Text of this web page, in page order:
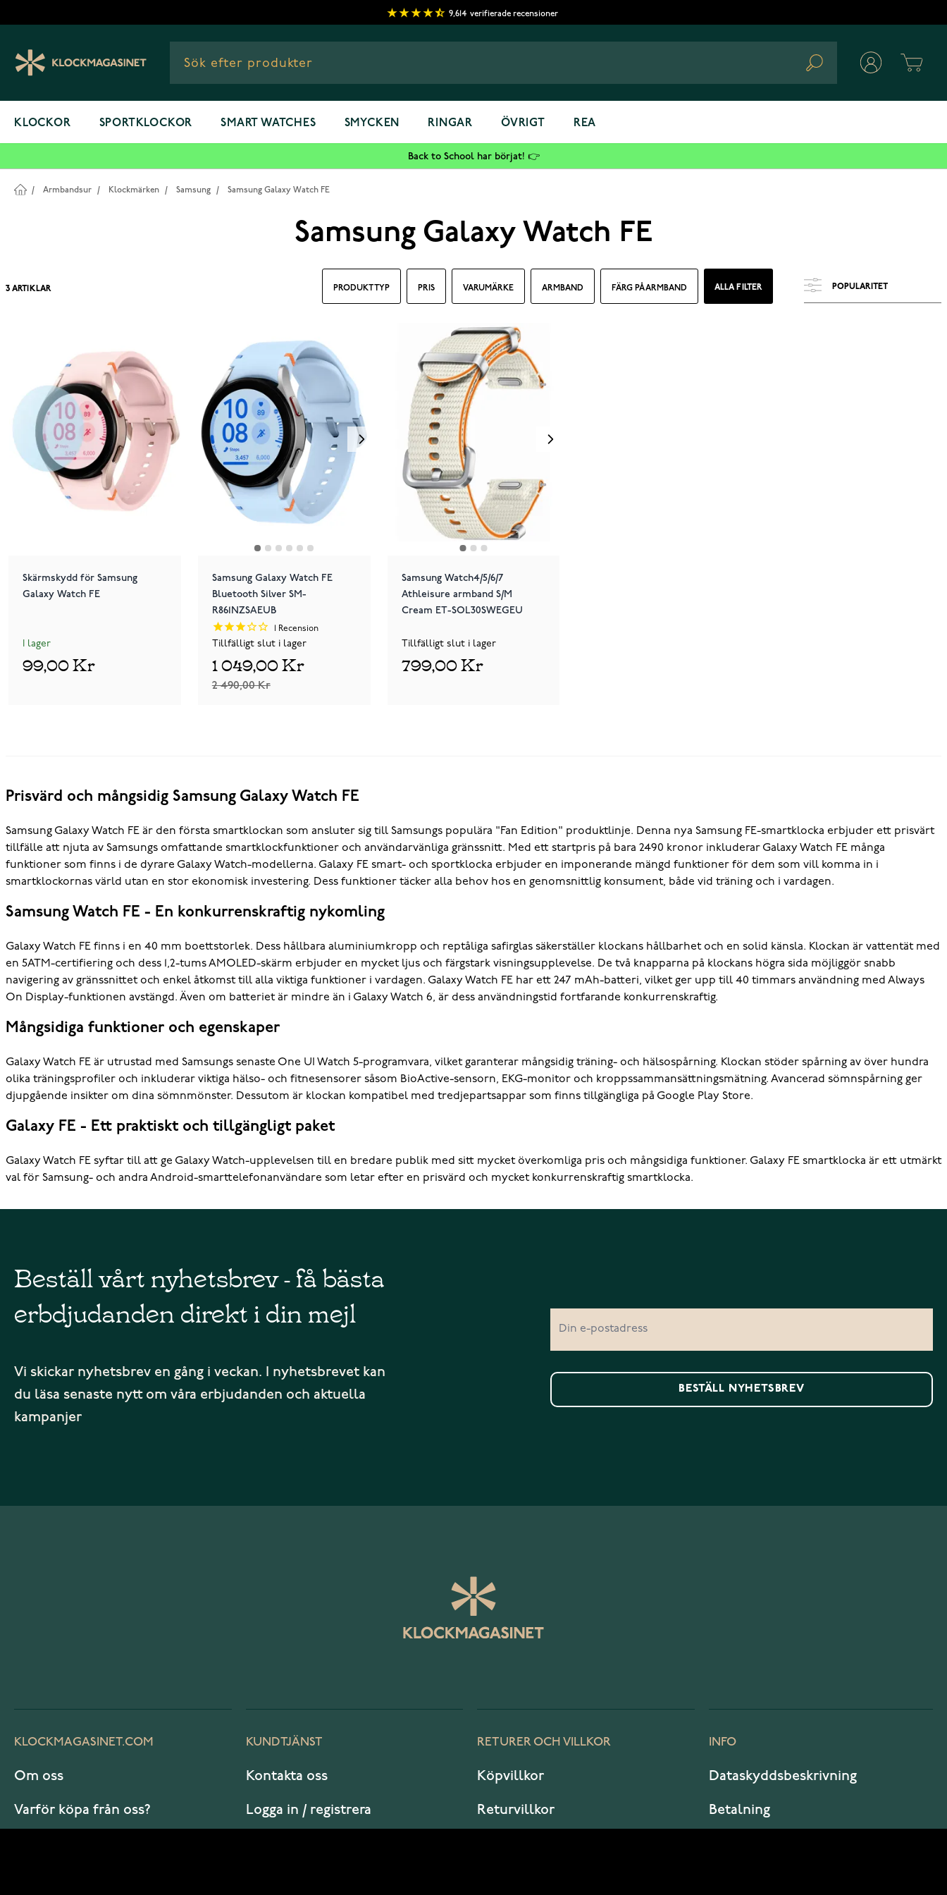
9,614 verifierade recensioner
Search
KLOCKOR SPORTKLOCKOR SMART WATCHES SMYCKEN RINGAR ÖVRIGT REA
Back to School har börjat! 👉
/ Armbandsur / Klockmärken / Samsung / Samsung Galaxy Watch FE
Samsung Galaxy Watch FE
PRODUKT TYP PRIS VARUMÄRKE ARMBAND FÄRG PÅ ARMBAND ALLA FILTER
3 ARTIKLAR
Skärmskydd för Samsung
Galaxy Watch FE
I lager
99,00 Kr
Samsung Galaxy Watch FE
Bluetooth Silver SM-
R861NZSAEUB
1 Recension
Tillfälligt slut i lager
2 490,00 Kr
1 049,00 Kr
Samsung Watch4/5/6/7
Athleisure armband S/M
Cream ET-SOL30SWEGEU
Tillfälligt slut i lager
799,00 Kr
Prisvärd och mångsidig Samsung Galaxy Watch FE
Samsung Galaxy Watch FE är den första smartklockan som ansluter sig till Samsungs populära "Fan Edition" produktlinje. Denna nya Samsung FE-smartklocka erbjuder ett prisvärt
tillfälle att njuta av Samsungs omfattande smartklockfunktioner och användarvänliga gränssnitt. Med ett startpris på bara 2490 kronor inkluderar Galaxy Watch FE många
funktioner som finns i de dyrare Galaxy Watch-modellerna. Galaxy FE smart- och sportklocka erbjuder en imponerande mängd funktioner för dem som vill komma in i
smartklockornas värld utan en stor ekonomisk investering. Dess funktioner täcker alla behov hos en genomsnittlig konsument, både vid träning och i vardagen.
Samsung Watch FE - En konkurrenskraftig nykomling
Galaxy Watch FE finns i en 40 mm boettstorlek. Dess hållbara aluminiumkropp och reptåliga safirglas säkerställer klockans hållbarhet och en solid känsla. Klockan är vattentät med
en 5ATM-certifiering och dess 1,2-tums AMOLED-skärm erbjuder en mycket ljus och färgstark visningsupplevelse. De två knapparna på klockans högra sida möjliggör snabb
navigering av gränssnittet och enkel åtkomst till alla viktiga funktioner i vardagen. Galaxy Watch FE har ett 247 mAh-batteri, vilket ger upp till 40 timmars användning med Always
On Display-funktionen avstängd. Även om batteriet är mindre än i Galaxy Watch 6, är dess användningstid fortfarande konkurrenskraftig.
Mångsidiga funktioner och egenskaper
Galaxy Watch FE är utrustad med Samsungs senaste One UI Watch 5-programvara, vilket garanterar mångsidig träning- och hälsospårning. Klockan stöder spårning av över hundra
olika träningsprofiler och inkluderar viktiga hälso- och fitnesensorer såsom BioActive-sensorn, EKG-monitor och kroppssammansättningsmätning. Avancerad sömnspårning ger
djupgående insikter om dina sömnmönster. Dessutom är klockan kompatibel med tredjepartsappar som finns tillgängliga på Google Play Store.
Galaxy FE - Ett praktiskt och tillgängligt paket
Galaxy Watch FE syftar till att ge Galaxy Watch-upplevelsen till en bredare publik med sitt mycket överkomliga pris och mångsidiga funktioner. Galaxy FE smartklocka är ett utmärkt
val för Samsung- och andra Android-smarttelefonanvändare som letar efter en prisvärd och mycket konkurrenskraftig smartklocka.
Beställ vårt nyhetsbrev - få bästa
erbdjudanden direkt i din mejl
Vi skickar nyhetsbrev en gång i veckan. I nyhetsbrevet kan
du läsa senaste nytt om våra erbjudanden och aktuella
kampanjer
BESTÄLL NYHETSBREV
KLOCKMAGASINET.COM
Om oss
Varför köpa från oss?
KUNDTJÄNST
Kontakta oss
Logga in / registrera
RETURER OCH VILLKOR
Köpvillkor
Returvillkor
INFO
Dataskyddsbeskrivning
Betalning